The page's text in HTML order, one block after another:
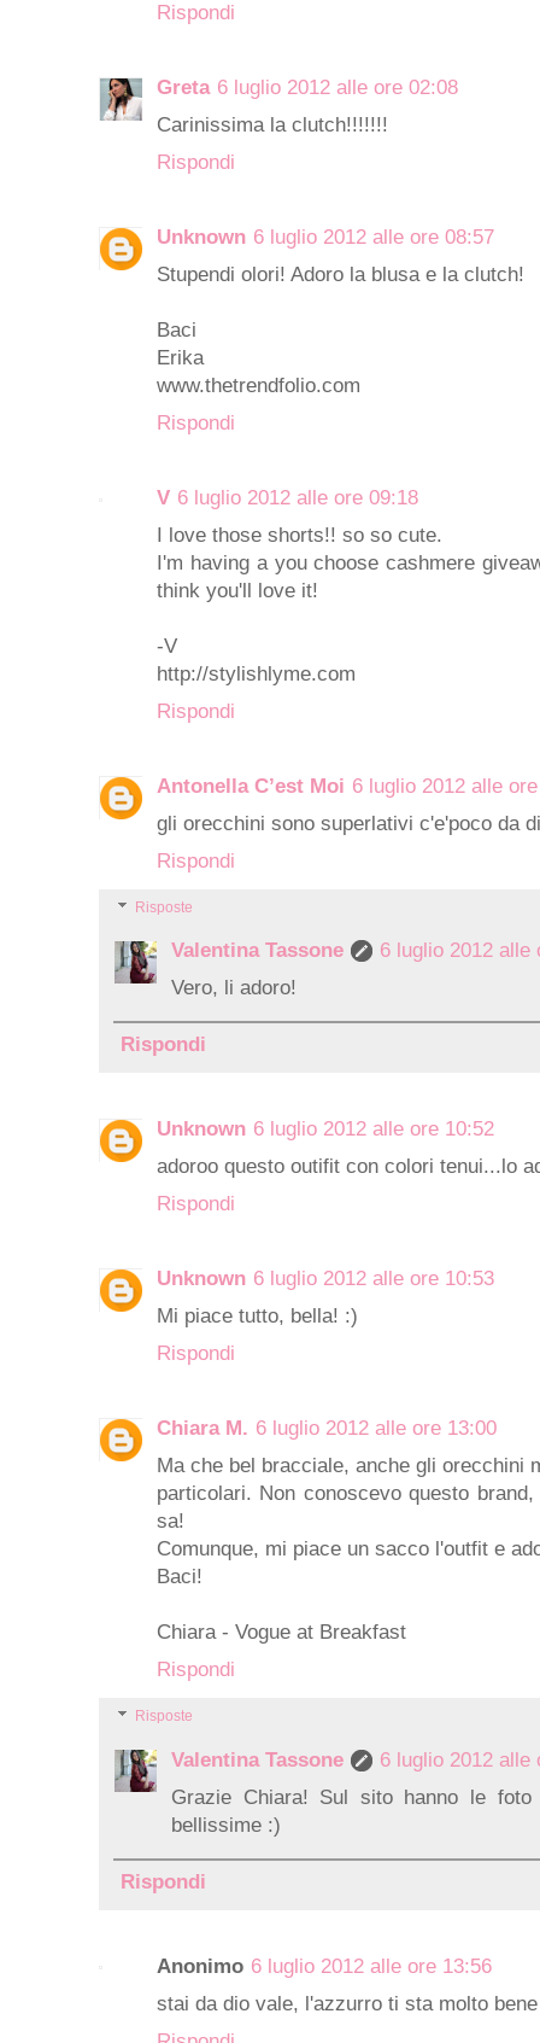
Rispondi
Greta 6 luglio 2012 alle ore 02:08
Carinissima la clutch!!!!!!!
Rispondi
Unknown 6 luglio 2012 alle ore 08:57
Stupendi olori! Adoro la blusa e la clutch!
Baci
Erika
www.thetrendfolio.com
Rispondi
V 6 luglio 2012 alle ore 09:18
I love those shorts!! so so cute.
I'm having a you choose cashmere
think you'll love it!
-V
http://stylishlyme.com
Rispondi
Antonella C’est Moi 6 luglio 2012 alle
gli orecchini sono superlativi c'e'poco da
Rispondi
Risposte
Valentina Tassone
6 luglio 2012 alle
Vero, li adoro!
Rispondi
Unknown 6 luglio 2012 alle ore 10:52
adoroo questo outifit con colori tenui...lo
Rispondi
Unknown 6 luglio 2012 alle ore 10:53
Mi piace tutto, bella! :)
Rispondi
Chiara M. 6 luglio 2012 alle ore 13:00
Ma che bel bracciale, anche gli orecchini
particolari. Non conoscevo questo
sa!
Comunque, mi piace un sacco l'outfit e
Baci!
Chiara - Vogue at Breakfast
Rispondi
Risposte
Valentina Tassone
6 luglio 2012 alle
Grazie Chiara! Sul sito hanno le
bellissime :)
Rispondi
Anonimo 6 luglio 2012 alle ore 13:56
stai da dio vale, l'azzurro ti sta molto